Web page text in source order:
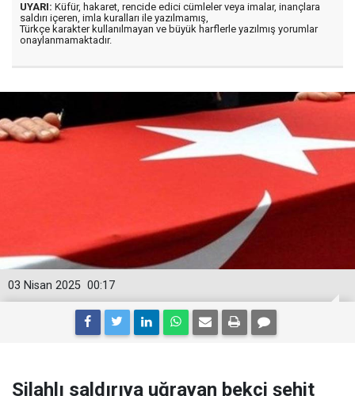
UYARI: Küfür, hakaret, rencide edici cümleler veya imalar, inançlara
saldırı içeren, imla kuralları ile yazılmamış,
Türkçe karakter kullanılmayan ve büyük harflerle yazılmış yorumlar
onaylanmamaktadır.
00:17
03 Nisan 2025
Silahlı saldırıya uğrayan bekçi şehit